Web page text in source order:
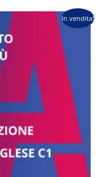
In vendita!